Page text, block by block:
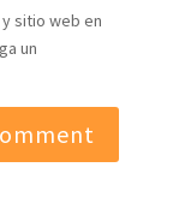
sitio web en
un